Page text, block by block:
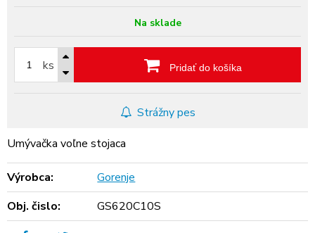
Na sklade
ks Pridať do košíka
Strážny pes
Umývačka voľne stojaca
Výrobca:
Gorenje
Obj. čislo:
GS620C10S